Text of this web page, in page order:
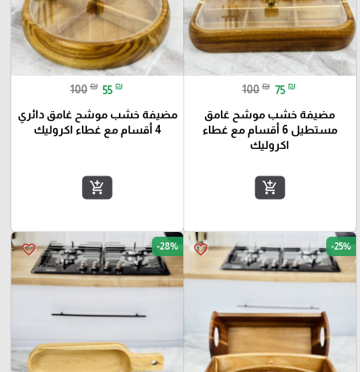
100 ₪ 75 ₪
مضيفة خشب موشح غامق
مستطيل 6 أقسام مع غطاء
اكروليك
add_shopping_cart
100 ₪ 55 ₪
مضيفة خشب موشح غامق دائري
4 أقسام مع غطاء اكروليك
add_shopping_cart
favorite_border -25%
favorite_border -28%